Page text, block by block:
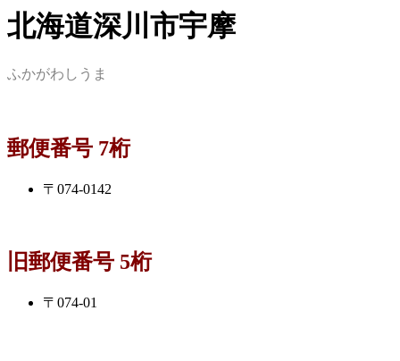
北海道深川市宇摩
ふかがわしうま
郵便番号 7桁
〒074-0142
旧郵便番号 5桁
〒074-01